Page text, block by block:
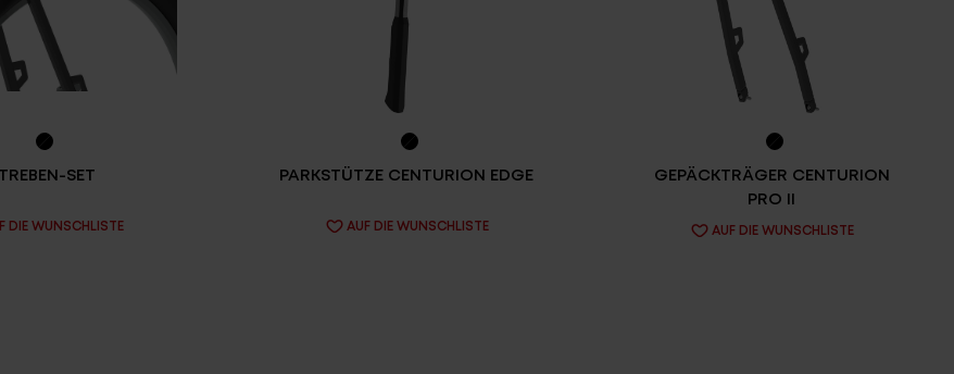
SET
DIE WUNSCHLISTE
PARKSTÜTZE CENTURION EDGE
AUF DIE WUNSCHLISTE
GEPÄCKTRÄGER CENTURION
PRO II
AUF DIE WUNSCHLISTE